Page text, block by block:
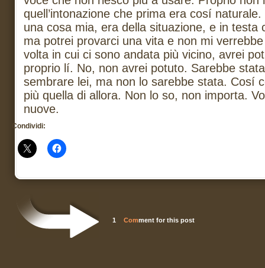
quell’intonazione che prima era cosí naturale.
una cosa mia, era della situazione, e in testa
ma potrei provarci una vita e non mi
volta in cui ci sono andata più vicino, avrei
proprio lí. No, non avrei potuto. Sarebbe
sembrare lei, ma non lo sarebbe stata. Cosí
più quella di allora. Non lo so, non importa.
nuove.
Condividi:
1 Comment for this post